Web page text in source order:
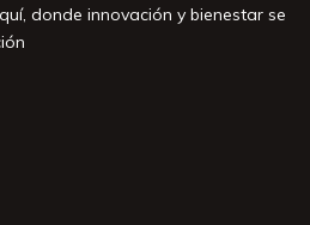
donde innovación y bienestar se